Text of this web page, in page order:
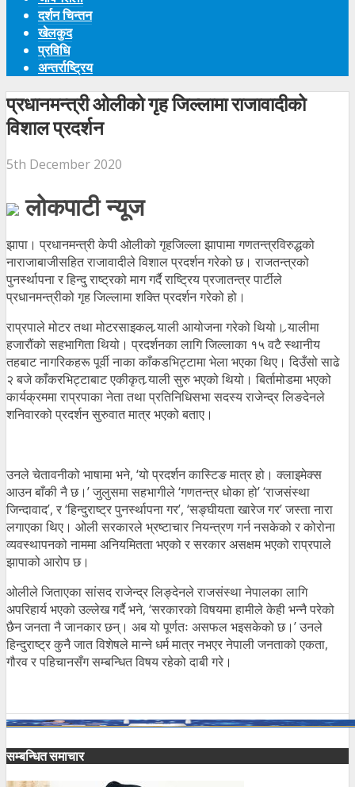
दर्शन चिन्तन
खेलकुद
प्रविधि
अन्तर्राष्ट्रिय
प्रधानमन्त्री ओलीको गृह जिल्लामा राजावादीको
विशाल प्रदर्शन
5th December 2020
लोकपाटी न्यूज
झापा। प्रधानमन्त्री केपी ओलीको गृहजिल्ला झापामा गणतन्त्रविरुद्धको
नाराजाबाजीसहित राजावादीले विशाल प्रदर्शन गरेको छ। राजतन्त्रको
पुनर्स्थापना र हिन्दु राष्ट्रको माग गर्दै राष्ट्रिय प्रजातन्त्र पार्टीले
प्रधानमन्त्रीको गृह जिल्लामा शक्ति प्रदर्शन गरेको हो।
राप्रपाले मोटर तथा मोटरसाइकल र्‍याली आयोजना गरेको थियो। र्‍यालीमा
हजारौंको सहभागिता थियो। प्रदर्शनका लागि जिल्लाका १५ वटै स्थानीय
तहबाट नागरिकहरू पूर्वी नाका काँकडभिट्टामा भेला भएका थिए। दिउँसो साढे
२ बजे काँकरभिट्टाबाट एकीकृत र्‍याली सुरु भएको थियो। बिर्तामोडमा भएको
कार्यक्रममा राप्रपाका नेता तथा प्रतिनिधिसभा सदस्य राजेन्द्र लिङदेनले
शनिवारको प्रदर्शन सुरुवात मात्र भएको बताए।
उनले चेतावनीको भाषामा भने, ‘यो प्रदर्शन कास्टिङ मात्र हो। क्लाइमेक्स
आउन बाँकी नै छ।’ जुलुसमा सहभागीले ‘गणतन्त्र धोका हो’ ‘राजसंस्था
जिन्दावाद’, र ‘हिन्दुराष्ट्र पुनर्स्थापना गर’, ‘सङ्घीयता खारेज गर’ जस्ता नारा
लगाएका थिए। ओली सरकारले भ्रष्टाचार नियन्त्रण गर्न नसकेको र कोरोना
व्यवस्थापनको नाममा अनियमितता भएको र सरकार असक्षम भएको राप्रपाले
झापाको आरोप छ।
ओलीले जिताएका सांसद राजेन्द्र लिङ्देनले राजसंस्था नेपालका लागि
अपरिहार्य भएको उल्लेख गर्दै भने, ‘सरकारको विषयमा हामीले केही भन्नै परेको
छैन जनता नै जानकार छन्। अब यो पूर्णतः असफल भइसकेको छ।’ उनले
हिन्दुराष्ट्र कुनै जात विशेषले मान्ने धर्म मात्र नभएर नेपाली जनताको एकता,
गौरव र पहिचानसँग सम्बन्धित विषय रहेको दाबी गरे।
सम्बन्धित समाचार